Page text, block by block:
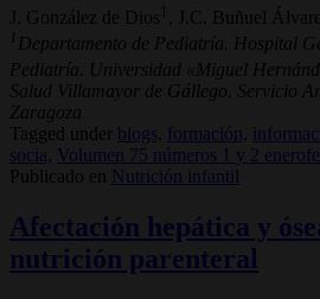
J. González de Dios 1 , J.C. Buñuel
1 Departamento de Pediatría. Hospital
Pediatría. Universidad «Miguel
Salud Villamayor de Gállego. Servicio
Zaragoza
Tagged under
blogs, formación,
socia,
Volumen 75 números 1 y 2
Publicado en
Nutrición infantil
Afectación hepática y
nutrición parenteral